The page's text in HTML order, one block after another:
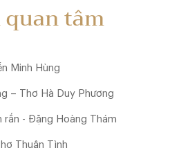
quan tâm
Minh Hùng
– Thơ Hà Duy Phương
rắn - Đặng Hoàng Thám
Thuận Tình